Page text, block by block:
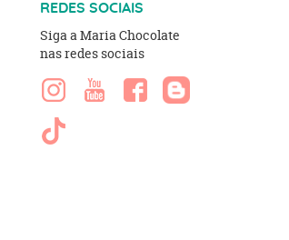
REDES SOCIAIS
Siga a Maria Chocolate
nas redes sociais